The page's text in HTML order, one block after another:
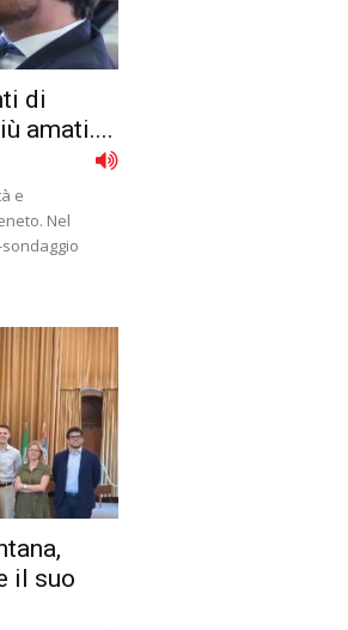
di
amati....
e
Nel
il suo